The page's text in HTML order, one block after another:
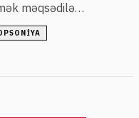
məqsədilə
etdiyini bildirir. Şirkət
və təzyiq göstərərək